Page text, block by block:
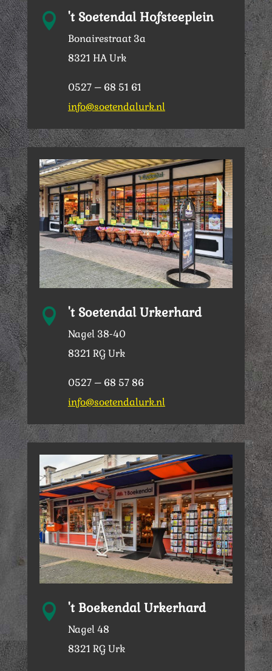
 't Soetendal Hofsteeplein
Bonairestraat 3a
8321 HA Urk
0527 – 68 51 61
info@soetendalurk.nl
 't Soetendal Urkerhard
Nagel 38-40
8321 RG Urk
0527 – 68 57 86
info@soetendalurk.nl
 't Boekendal Urkerhard
Nagel 48
8321 RG Urk